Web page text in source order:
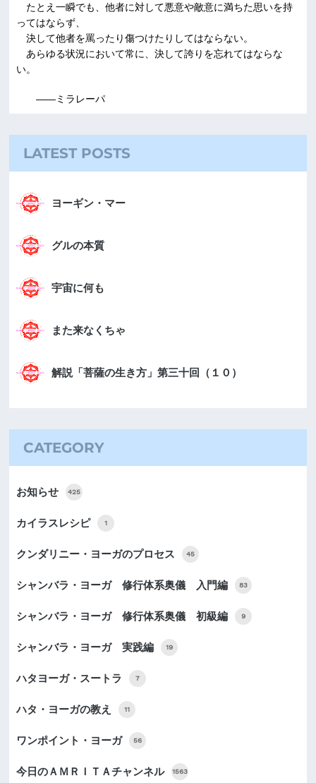
たとえ一瞬でも、他者に対して悪意や敵意に満ちた思いを持
ってはならず、
決して他者を罵ったり傷つけたりしてはならない。
あらゆる状況において常に、決して誇りを忘れてはならな
い。
――ミラレーパ
LATEST POSTS
ヨーギン・マー
グルの本質
宇宙に何も
また来なくちゃ
解説「菩薩の生き方」第三十回（１０）
CATEGORY
お知らせ 425
カイラスレシピ 1
クンダリニー・ヨーガのプロセス 45
シャンバラ・ヨーガ 修行体系奥儀 入門編 83
シャンバラ・ヨーガ 修行体系奥儀 初級編 9
シャンバラ・ヨーガ 実践編 19
ハタヨーガ・スートラ 7
ハタ・ヨーガの教え 11
ワンポイント・ヨーガ 56
今日のＡＭＲＩＴＡチャンネル 1563